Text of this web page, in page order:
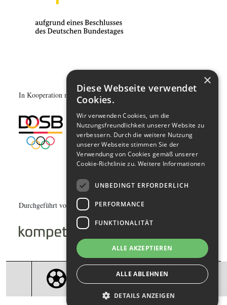
In Kooperation mit:
Durchgeführt von:
×
Diese Webseite verwendet
Cookies.
Wir verwenden Cookies, um die
Nutzungsfreundlichkeit unserer Website zu
verbessern. Durch die weitere Nutzung
unserer Webseite stimmen Sie der
Verwendung von Cookies gemäß unserer
Cookie-Richtlinie zu. Weitere Informationen
UNBEDINGT ERFORDERLICH
PERFORMANCE
FUNKTIONALITÄT
ALLE AKZEPTIEREN
ALLE ABLEHNEN
DETAILS ANZEIGEN